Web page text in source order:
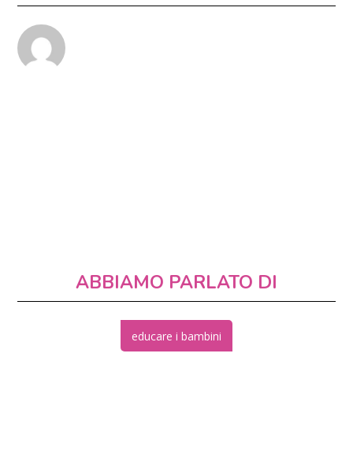
ABBIAMO PARLATO DI
educare i bambini